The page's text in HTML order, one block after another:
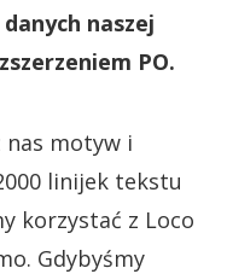
naszej
PO.
nas motyw i
linijek tekstu
korzystać z Loco
Gdybyśmy